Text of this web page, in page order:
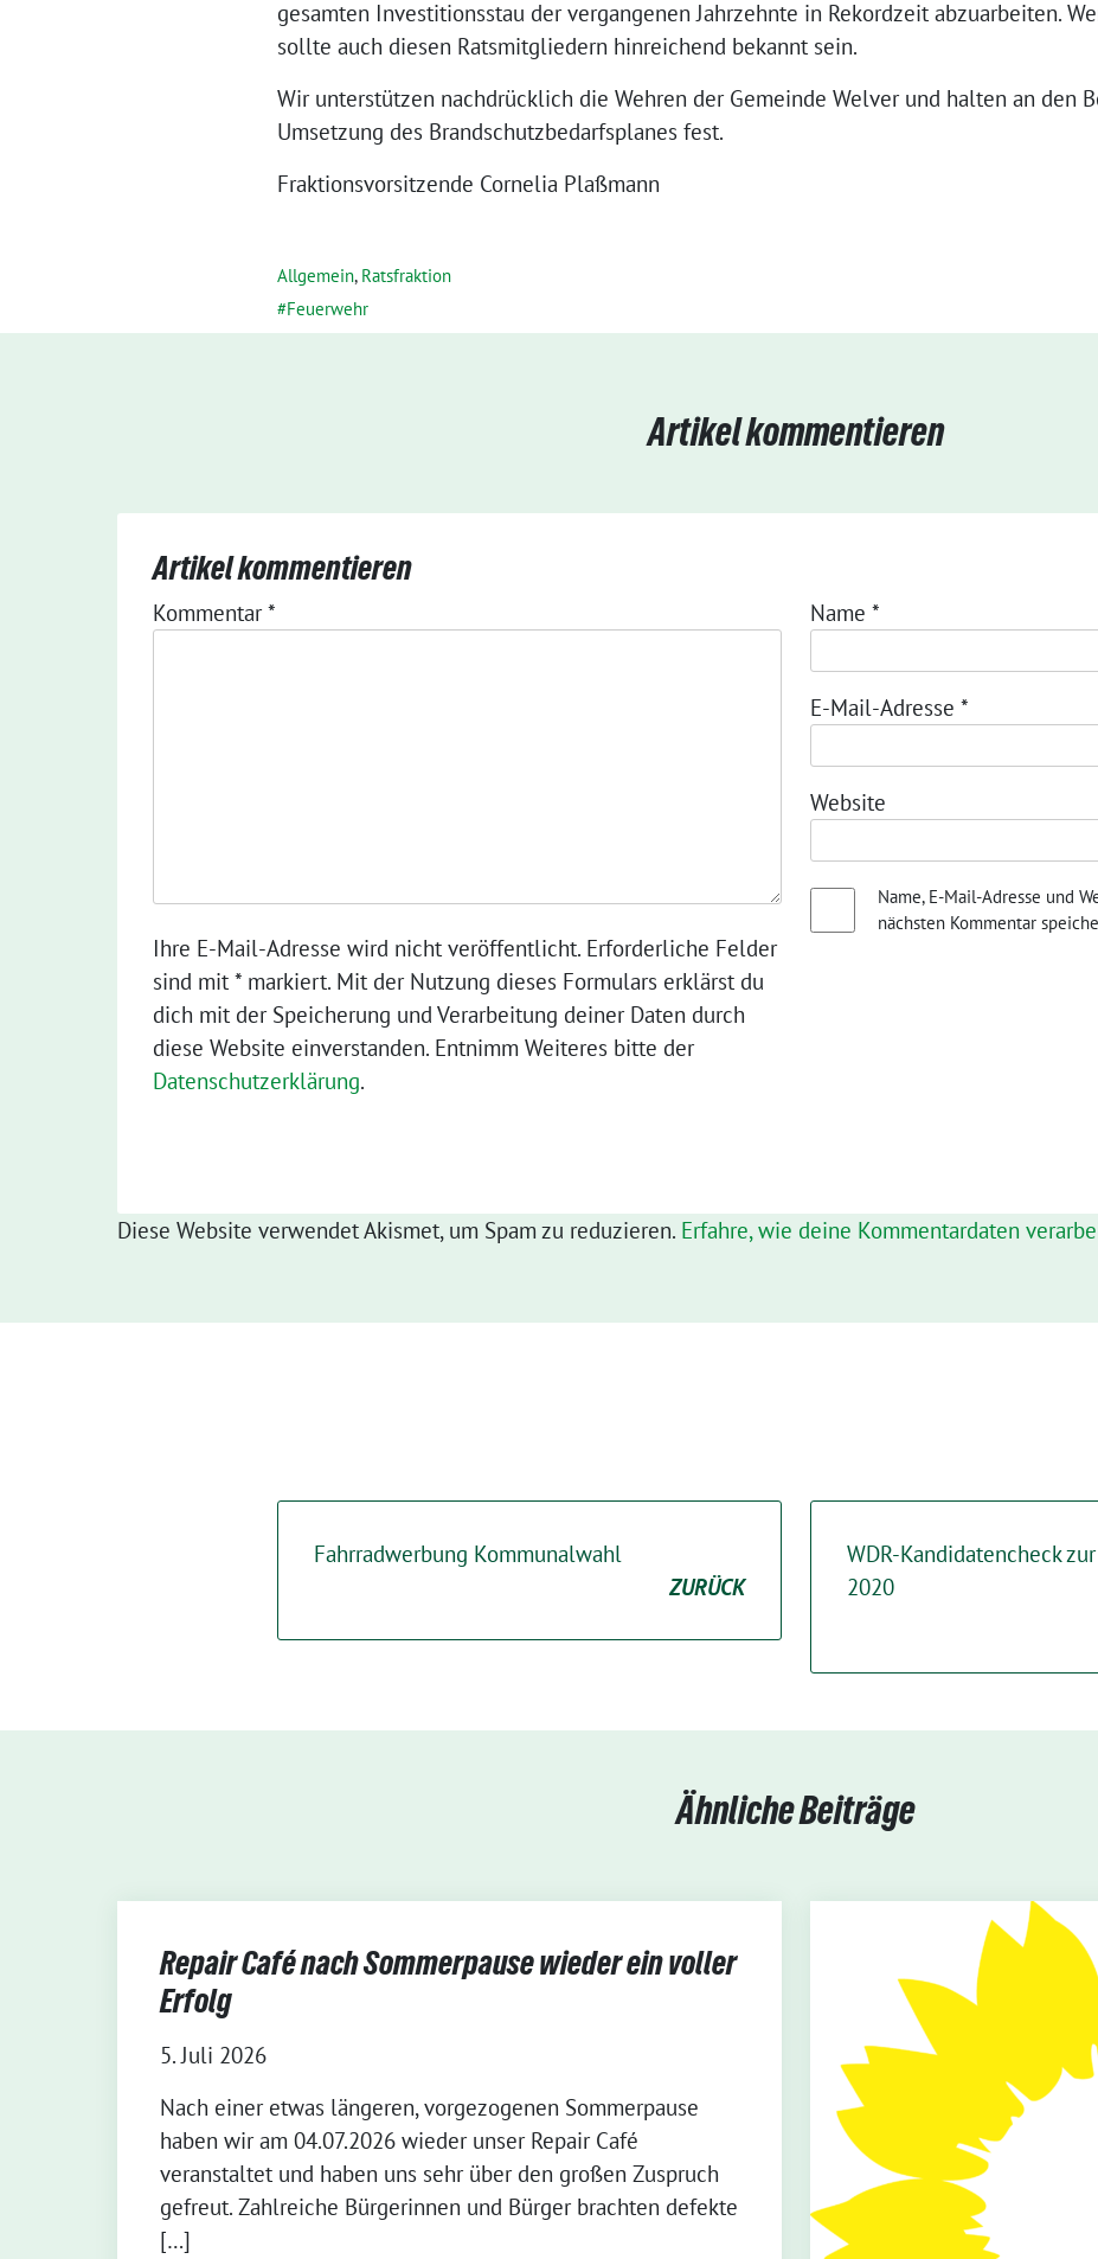
gesamten Investitionsstau der vergangenen Jahrzehnte in Rekordzeit abzuarbeiten.
sollte auch diesen Ratsmitgliedern hinreichend bekannt sein.
Wir unterstützen nachdrücklich die Wehren der Gemeinde Welver und halten an den
Umsetzung des Brandschutzbedarfsplanes fest.
Fraktionsvorsitzende Cornelia Plaßmann
Allgemein, Ratsfraktion
Feuerwehr
Artikel kommentieren
Artikel kommentieren
Kommentar*
Ihre E-Mail-Adresse wird nicht veröffentlicht. Erforderliche Felder
sind mit * markiert. Mit der Nutzung dieses Formulars erklärst du
dich mit der Speicherung und Verarbeitung deiner Daten durch
diese Website einverstanden. Entnimm Weiteres bitte der
Datenschutzerklärung.
Name *
E-Mail-Adresse *
Website
Name, E-Mail-Adresse und
nächsten Kommentar
Diese Website verwendet Akismet, um Spam zu reduzieren. Erfahre, wie deine Kommentardaten
Fahrradwerbung Kommunalwahl
ZURÜCK
WDR-Kandidatencheck
2020
Ähnliche Beiträge
Repair Café nach Sommerpause wieder ein voller
Erfolg
5. Juli 2026
Nach einer etwas längeren, vorgezogenen Sommerpause
haben wir am 04.07.2026 wieder unser Repair Café
veranstaltet und haben uns sehr über den großen Zuspruch
gefreut. Zahlreiche Bürgerinnen und Bürger brachten defekte
[…]